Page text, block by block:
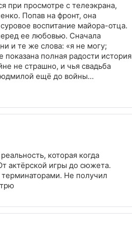
при просмотре с телеэкрана,
Попав на фронт, она
воспитание майора-отца.
ее любовью. Сначала
и те же слова: «я не могу;
показана полная радости история
не страшно, и чья свадьба
ещё до войны
показал, кто был по-
любимых мужчин, сыграла
желанного сына. Она
фильма — «Незламна»
которая когда
актёрской игры до сюжета.
Не получил